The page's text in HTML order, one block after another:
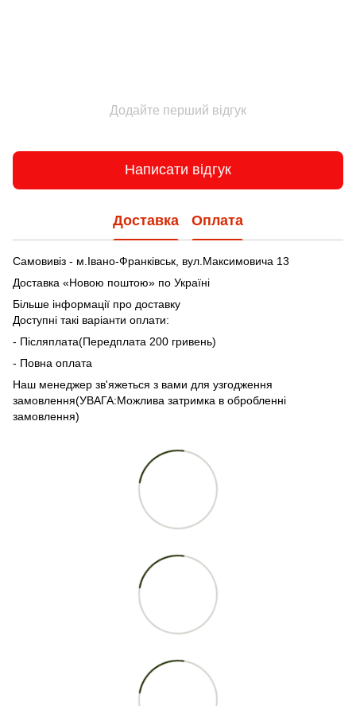
Додайте перший відгук
Написати відгук
Доставка Оплата
Самовивіз - м.Івано-Франківськ, вул.Максимовича 13
Доставка «Новою поштою» по Україні
Більше інформації про доставку
Доступні такі варіанти оплати:
- Післяплата(Передплата 200 гривень)
- Повна оплата
Наш менеджер зв'яжеться з вами для узгодження
замовлення(УВАГА:Можлива затримка в обробленні
замовлення)